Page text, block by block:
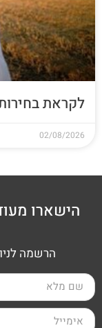
לקראת בחירות
02/08/2026
הישארו
הרשמה